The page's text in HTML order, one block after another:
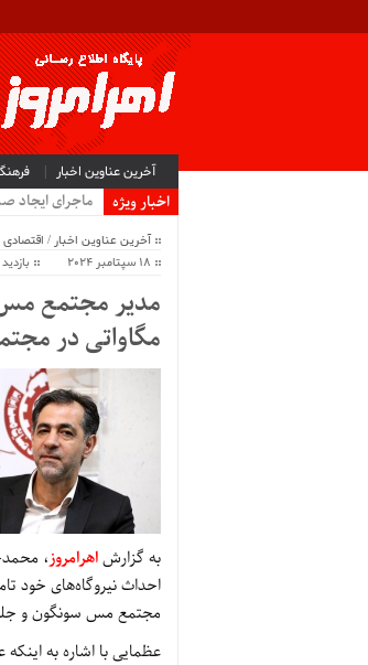
آخرین عناوین اخبار
اخبار ویژه
ماجرای ایجاد
آخرین عناوین اخبار / اقتصادی
18 سپتامبر 2024
بازدید :
مگاواتی در
به گزارشاهرامروز،
مجتمع مس سونگون و
عظمایی با اشاره به